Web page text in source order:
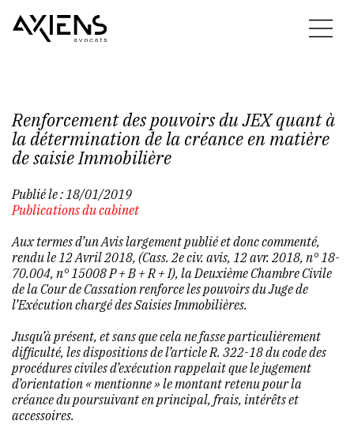
Renforcement des pouvoirs du JEX quant à
la détermination de la créance en matière
de saisie Immobilière
Publié le :18/01/2019
Publications du cabinet
Aux termes d’un Avis largement publié et donc commenté,
rendu le 12 Avril 2018, (Cass. 2e civ. avis, 12 avr. 2018, n° 18-
70.004, n° 15008 P + B + R + I), la Deuxième Chambre Civile
de la Cour de Cassation renforce les pouvoirs du Juge de
l’Exécution chargé des Saisies Immobilières.
Jusqu’à présent, et sans que cela ne fasse particulièrement
difficulté, les dispositions de l’article R. 322-18 du code des
procédures civiles d’exécution rappelait que le jugement
d’orientation « mentionne » le montant retenu pour la
créance du poursuivant en principal, frais, intérêts et
accessoires.